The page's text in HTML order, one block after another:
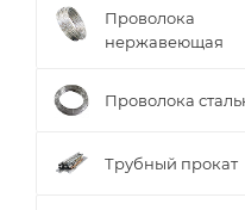
Проволока
нержавеющая
Проволока
Трубный прокат